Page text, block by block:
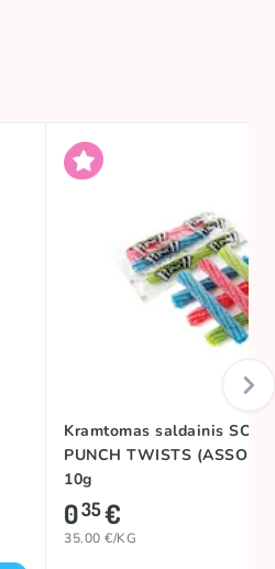
Kramtomas saldainis SOUR
PUNCH TWISTS
10g
035€
35.00 €/KG